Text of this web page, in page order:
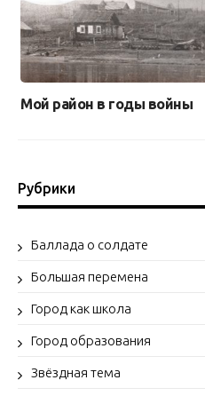
Мой район в годы войны
Рубрики
Баллада о солдате
Большая перемена
Город как школа
Город образования
Звёздная тема